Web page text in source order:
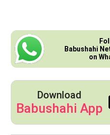
Babushahi
on
Download
Babushahi App